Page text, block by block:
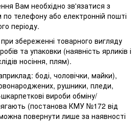
Вам необхідно зв'язатися з
телефону або електронній пошті
періоду.
збереженні товарного вигляду
та упаковки (наявність ярликів і
носіння, плям).
боді, чоловічки, майки),
рушники, пледи,
вироби обміну/
(постанова КМУ №172 від
повернути лише за наявності